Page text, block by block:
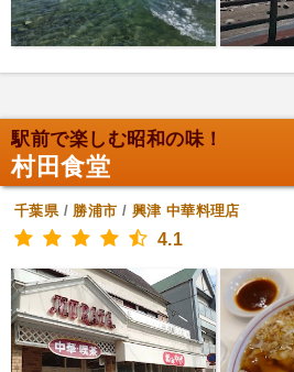
駅前で楽しむ昭和の味！
村田食堂
千葉県/ 勝浦市 / 興津 中華料理店
4.1